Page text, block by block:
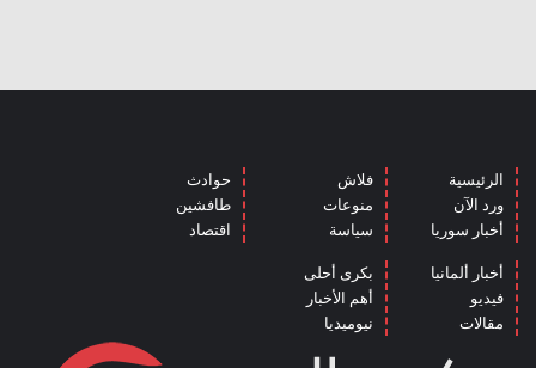
الرئيسية
ورد الآن
أخبار سوريا
فلاش
منوعات
سياسة
حوادث
طافشين
اقتصاد
أخبار ألمانيا
فيديو
مقالات
بكرى أحلى
أهم الأخبار
نيوميديا